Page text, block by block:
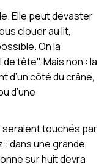
Elle peut dévaster
clouer au lit,
On la
tête". Mais non : la
d’un côté du crâne,
d’une
seraient touchés par
: dans une grande
sur huit devra